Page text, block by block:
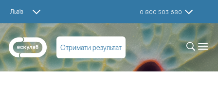
Львів 0 800 503 680
Отримати результат